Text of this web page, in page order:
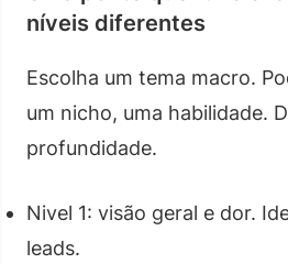
níveis diferentes
Escolha um tema macro.
um nicho, uma habilidade.
profundidade.
Nivel 1: visão geral e dor.
leads.